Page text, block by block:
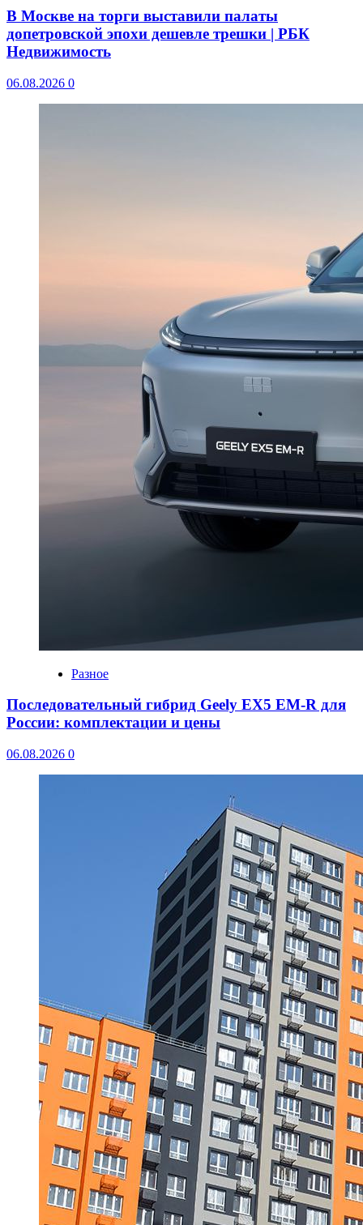
В Москве на торги выставили палаты
допетровской эпохи дешевле трешки | РБК
Недвижимость
06.08.2026 0
Разное
Последовательный гибрид Geely EX5 EM-R для
России: комплектации и цены
06.08.2026 0